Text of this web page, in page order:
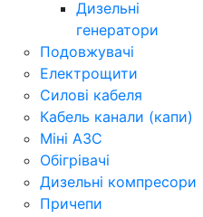
Дизельні
генератори
Подовжувачі
Електрощити
Силові кабеля
Кабель канали (капи)
Міні АЗС
Обігрівачі
Дизельні компресори
Причепи